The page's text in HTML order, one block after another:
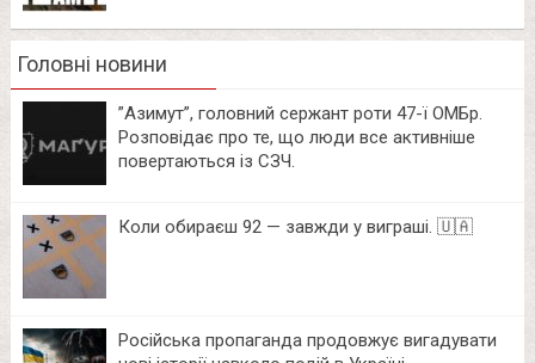
Головні новини
⁨”Азимут”, головний сержант роти 47-ї ОМБр.
Розповідає про те, що люди все активніше
повертаються із СЗЧ.
Коли обираєш 92 — завжди у виграші. 🇺🇦
Російська пропаганда продовжує вигадувати